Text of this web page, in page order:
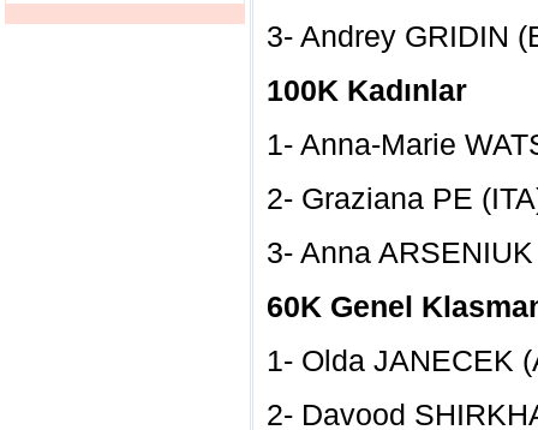
3- Andrey GRIDIN
100K Kadınlar
1- Anna-Marie
2- Graziana
3- Anna
60K Genel
1- Olda
2- Davood